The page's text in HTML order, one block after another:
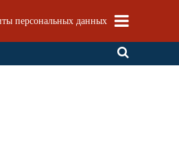
персональных данных